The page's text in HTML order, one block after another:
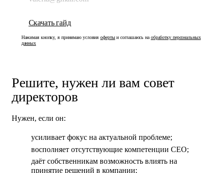
Нажимая кнопку, я принимаю условияофертыи соглашаюсь наобработку персональных
данных
Решите, нужен ли вам совет
директоров
Нужен, если он:
усиливает фокус на актуальной проблеме;
восполняет отсутствующие компетенции CEO;
даёт собственникам возможность влиять на
принятие решений в компании;